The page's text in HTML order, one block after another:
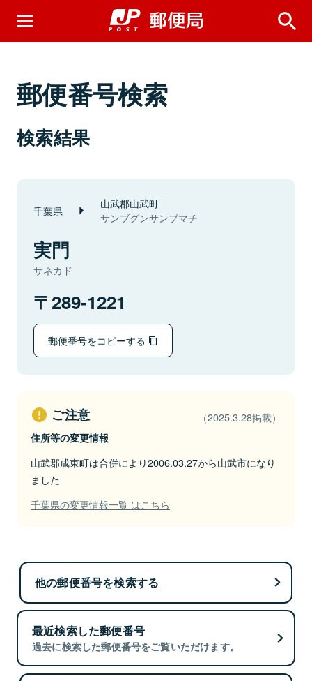
郵便番号検索
検索結果
千葉県 山武郡山武町
サンブグンサンブマチ
実門
サネカド
289-1221
郵便番号をコピーする
ご注意 （2025.3.28掲載）
住所等の変更情報
山武郡成東町は合併により2006.03.27から山武市になり
ました
千葉県の変更情報一覧 はこちら
他の郵便番号を検索する
最近検索した郵便番号
過去に検索した郵便番号をご覧いただけます。